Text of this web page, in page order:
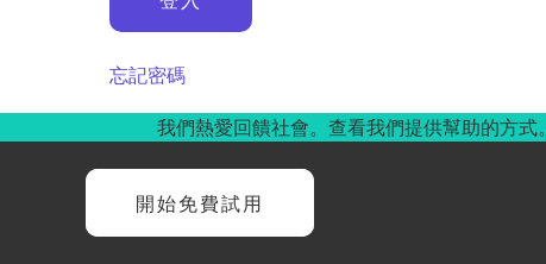
忘記密碼
我們熱愛回饋社會。查看我們提供幫助的方式。
開始免費試用